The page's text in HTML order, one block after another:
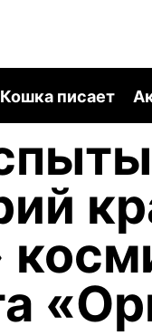
Кошка писает